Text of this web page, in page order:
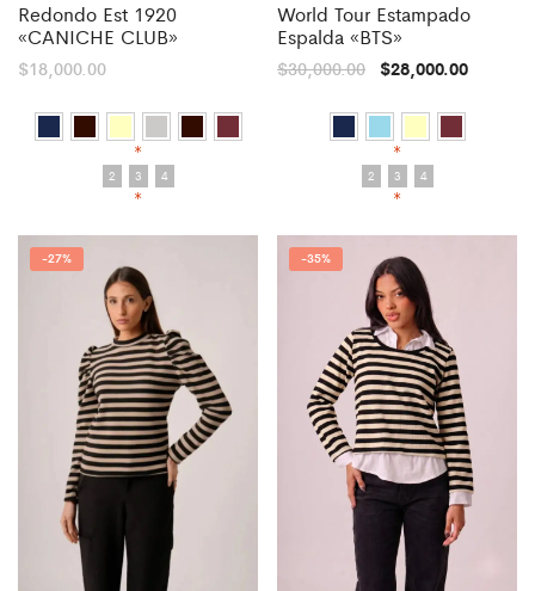
Redondo Est 1920
«CANICHE CLUB»
$18,000.00
*
2
3
4
*
World Tour Estampado
Espalda «BTS»
$30,000.00 $28,000.00
*
2
3
4
*
-27% -35%